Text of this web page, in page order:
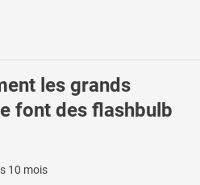
les grands
font des flashbulb
10 mois